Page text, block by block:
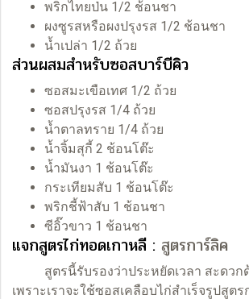
พริกไทยป่น 1/2 ช้อนชา
ผงซูรสหรือผงปรุงรส 1/2 ช้อนชา
น้ำเปล่า 1/2 ถ้วย
ส่วนผสมสำหรับซอสบาร์บีคิว
ซอสมะเขือเทศ 1/2 ถ้วย
ซอสปรุงรส 1/4 ถ้วย
น้ำตาลทราย 1/4 ถ้วย
น้ำจิ้มสุกี้ 2 ช้อนโต๊ะ
น้ำมันงา 1 ช้อนโต๊ะ
กระเทียมสับ 1 ช้อนโต๊ะ
พริกชี้ฟ้าสับ 1 ช้อนชา
ซีอิ๊วขาว 1 ช้อนชา
แจกสูตรไก่ทอดเกาหลี : สูตรการ์ลิค
สูตรนี้รับรองว่าประหยัดเวลา สะดวกด้
เพราะเราจะใช้ซอสเคลือบไก่สำเร็จรูปสูต